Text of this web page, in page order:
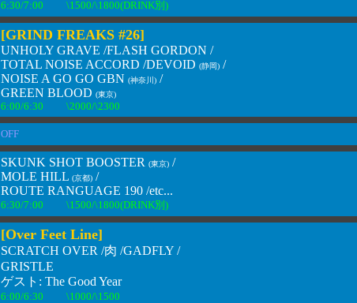
6:30/7:00 \1500/\1800(DRINK別)
[GRIND FREAKS #26]
UNHOLY GRAVE /FLASH GORDON /
TOTAL NOISE ACCORD /DEVOID (静岡) /
NOISE A GO GO GBN (神奈川) /
GREEN BLOOD (東京)
6:00/6:30 \2000/\2300
OFF
SKUNK SHOT BOOSTER (東京) /
MOLE HILL (京都) /
ROUTE RANGUAGE 190 /etc...
6:30/7:00 \1500/\1800(DRINK別)
[Over Feet Line]
SCRATCH OVER /肉 /GADFLY /
GRISTLE
ゲスト: The Good Year
6:00/6:30 \1000/\1500